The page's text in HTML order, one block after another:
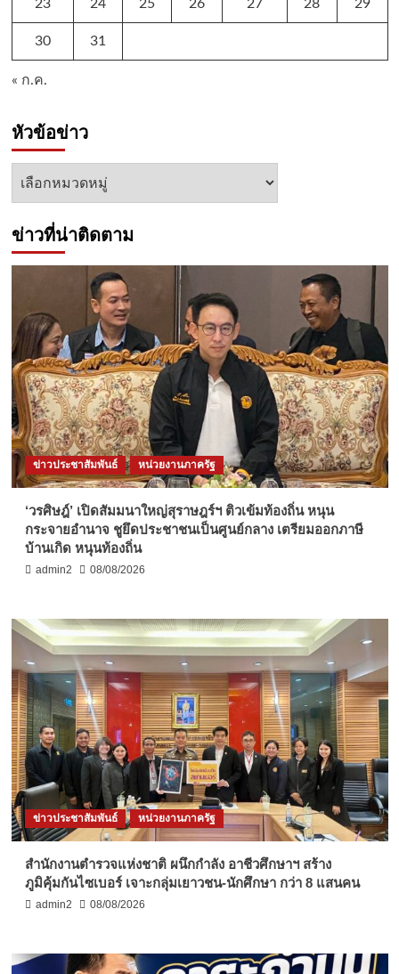
23 24 25 26 27 28 29
30 31
« ก.ค.
หัวข้อข่าว
หัวข้อ
ข่าวที่น่าติดตาม
ข่าวประชาสัมพันธ์ หน่วยงานภาครัฐ
‘วรศิษฎ์’ เปิดสัมมนาใหญ่สุราษฎร์ฯ ติวเข้มท้องถิ่น หนุน
กระจายอำนาจ ชูยึดประชาชนเป็นศูนย์กลาง เตรียมออกภาษี
บ้านเกิด หนุนท้องถิ่น
admin2 08/08/2026
ข่าวประชาสัมพันธ์ หน่วยงานภาครัฐ
สำนักงานตำรวจแห่งชาติ ผนึกกำลัง อาชีวศึกษาฯ สร้าง
ภูมิคุ้มกันไซเบอร์ เจาะกลุ่มเยาวชน-นักศึกษา กว่า 8 แสนคน
admin2 08/08/2026